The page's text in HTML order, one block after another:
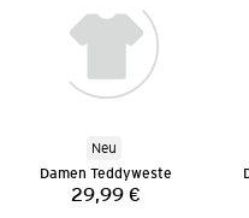
Neu
Damen Teddyweste
Preis:
29,99 €